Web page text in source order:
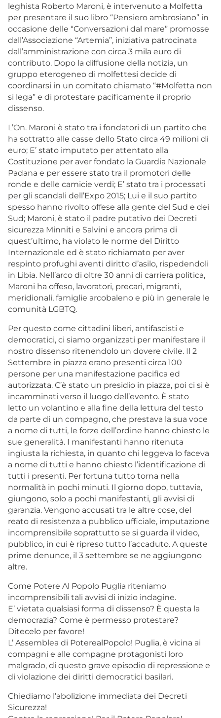
leghista Roberto Maroni, è intervenuto a Molfetta
per presentare il suo libro “Pensiero ambrosiano” in
occasione delle “Conversazioni dal mare” promosse
dall’Associazione “Artemia”, iniziativa patrocinata
dall’amministrazione con circa 3 mila euro di
contributo. Dopo la diffusione della notizia, un
gruppo eterogeneo di molfettesi decide di
coordinarsi in un comitato chiamato “#Molfetta non
si lega” e di protestare pacificamente il proprio
dissenso.
L’On. Maroni è stato tra i fondatori di un partito che
ha sottratto alle casse dello Stato circa 49 milioni di
euro; E’ stato imputato per attentato alla
Costituzione per aver fondato la Guardia Nazionale
Padana e per essere stato tra il promotori delle
ronde e delle camicie verdi; E’ stato tra i processati
per gli scandali dell’Expo 2015; Lui e il suo partito
spesso hanno rivolto offese alla gente del Sud e dei
Sud; Maroni, è stato il padre putativo dei Decreti
sicurezza Minniti e Salvini e ancora prima di
quest’ultimo, ha violato le norme del Diritto
Internazionale ed è stato richiamato per aver
respinto profughi aventi diritto d’asilo, rispedendoli
in Libia. Nell’arco di oltre 30 anni di carriera politica,
Maroni ha offeso, lavoratori, precari, migranti,
meridionali, famiglie arcobaleno e più in generale le
comunità LGBTQ.
Per questo come cittadini liberi, antifascisti e
democratici, ci siamo organizzati per manifestare il
nostro dissenso ritenendolo un dovere civile. Il 2
Settembre in piazza erano presenti circa 100
persone per una manifestazione pacifica ed
autorizzata. C’è stato un presidio in piazza, poi ci si è
incamminati verso il luogo dell’evento. È stato
letto un volantino e alla fine della lettura del testo
da parte di un compagno, che prestava la sua voce
a nome di tutti, le forze dell’ordine hanno chiesto le
sue generalità. I manifestanti hanno ritenuta
ingiusta la richiesta, in quanto chi leggeva lo faceva
a nome di tutti e hanno chiesto l’identificazione di
tutti i presenti. Per fortuna tutto torna nella
normalità in pochi minuti. Il giorno dopo, tuttavia,
giungono, solo a pochi manifestanti, gli avvisi di
garanzia. Vengono accusati tra le altre cose, del
reato di resistenza a pubblico ufficiale, imputazione
incomprensibile soprattutto se si guarda il video,
pubblico, in cui è ripreso tutto l’accaduto. A queste
prime denunce, il 3 settembre se ne aggiungono
altre.
Come Potere Al Popolo Puglia riteniamo
incomprensibili tali avvisi di inizio indagine.
E’ vietata qualsiasi forma di dissenso? È questa la
democrazia? Come è permesso protestare?
Ditecelo per favore!
L’ Assemblea di PoterealPopolo! Puglia, è vicina ai
compagni e alle compagne protagonisti loro
malgrado, di questo grave episodio di repressione e
di violazione dei diritti democratici basilari.
Chiediamo l’abolizione immediata dei Decreti
Sicurezza!